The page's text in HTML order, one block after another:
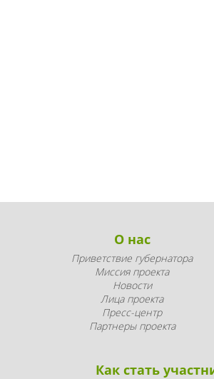
О нас
Приветствие губернатора
Миссия проекта
Новости
Лица проекта
Пресс-центр
Партнеры проекта
Как стать